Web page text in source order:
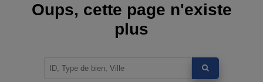
Oups, cette page n'existe
plus